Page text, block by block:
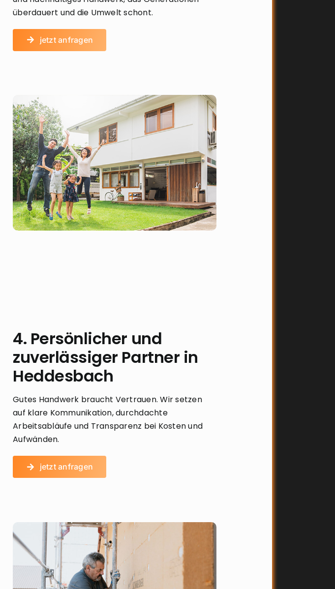
überdauert und die Umwelt schont.
jetzt anfragen
4. Persönlicher und
zuverlässiger Partner in
Heddesbach
Gutes Handwerk braucht Vertrauen. Wir setzen
auf klare Kommunikation, durchdachte
Arbeitsabläufe und Transparenz bei Kosten und
Aufwänden.
jetzt anfragen